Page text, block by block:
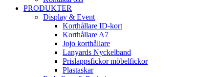
PRODUKTER
Display & Event
Korthållare ID-kort
Korthållare A7
Jojo korthållare
Lanyards Nyckelband
Prislappsfickor möbelfickor
Plastaskar